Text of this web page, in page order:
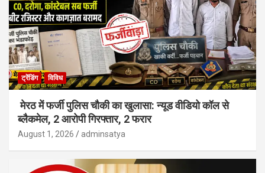
ट्रेंडिंग विविध
मेरठ में फर्जी पुलिस चौकी का खुलासा: न्यूड वीडियो कॉल से
ब्लैकमेल, 2 आरोपी गिरफ्तार, 2 फरार
August 1, 2026 adminsatya